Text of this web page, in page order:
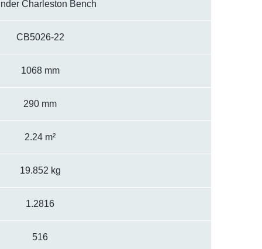
Charleston Bench
CB5026-22
1068 mm
290 mm
2.24 m²
19.852 kg
1.2816
516